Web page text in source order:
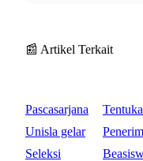
📰 Artikel Terkait
Pascasarjana
Unisla gelar
Seleksi